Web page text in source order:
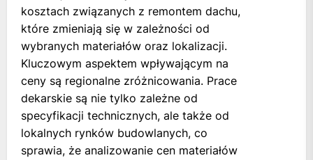
kosztach związanych z remontem dachu,
które zmieniają się w zależności od
wybranych materiałów oraz lokalizacji.
Kluczowym aspektem wpływającym na
ceny są regionalne zróżnicowania. Prace
dekarskie są nie tylko zależne od
specyfikacji technicznych, ale także od
lokalnych rynków budowlanych, co
sprawia, że analizowanie cen materiałów